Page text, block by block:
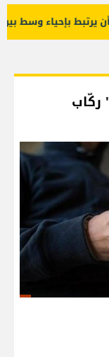
بإحياء وسط بيروت
ركّاب